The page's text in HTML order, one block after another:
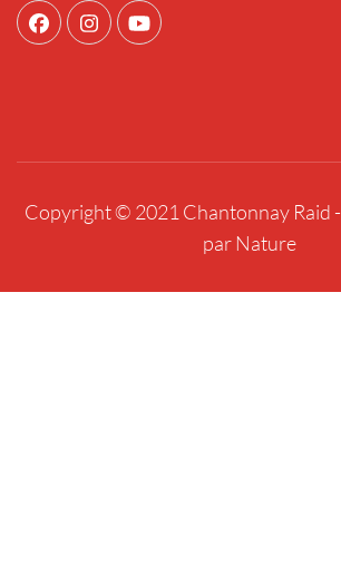
Copyright © 2021 Chantonnay Raid -
par Nature